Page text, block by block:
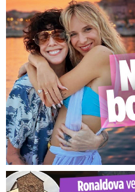
Bývalá reportérka Novy
Ronaldova velkolepá veselka